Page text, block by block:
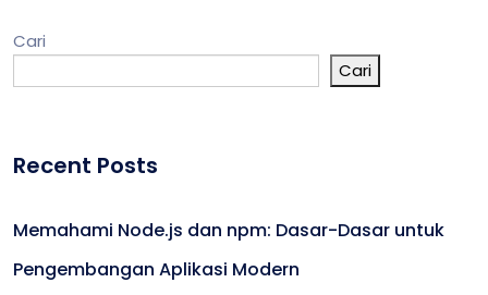
Cari
Cari
Recent Posts
Memahami Node.js dan npm: Dasar-Dasar untuk
Pengembangan Aplikasi Modern